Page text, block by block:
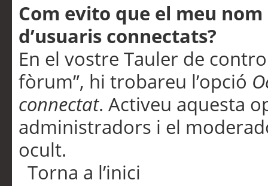
Com evito que el meu
d’usuaris connectats?
En el vostre Tauler de
fòrum”, hi trobareu l’opció
connectat. Activeu aquesta
administradors i el
ocult.
Torna a l’inici